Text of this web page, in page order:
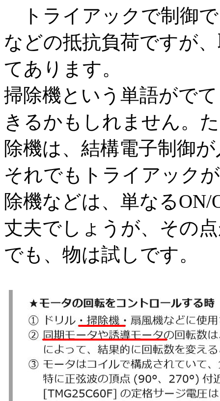
トライアックで制御
などの抵抗負荷ですが
てあります。
掃除機という単語がで
きるかもしれません。
除機は、結構電子制御
それでもトライアック
除機などは、単なる
丈夫でしょうが、その
でも、物は試しです。